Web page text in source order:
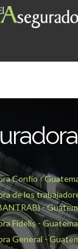
Confío -
de los
-
Fidelis -
General -